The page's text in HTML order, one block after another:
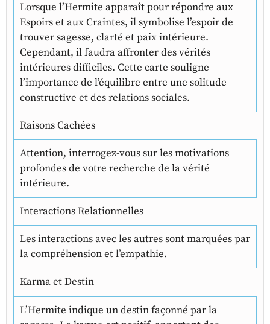
Lorsque l’Hermite apparaît pour répondre aux
Espoirs et aux Craintes, il symbolise l’espoir de
trouver sagesse, clarté et paix intérieure.
Cependant, il faudra affronter des vérités
intérieures difficiles. Cette carte souligne
l’importance de l’équilibre entre une solitude
constructive et des relations sociales.
Raisons Cachées
Attention, interrogez-vous sur les motivations
profondes de votre recherche de la vérité
intérieure.
Interactions Relationnelles
Les interactions avec les autres sont marquées par
la compréhension et l’empathie.
Karma et Destin
L’Hermite indique un destin façonné par la